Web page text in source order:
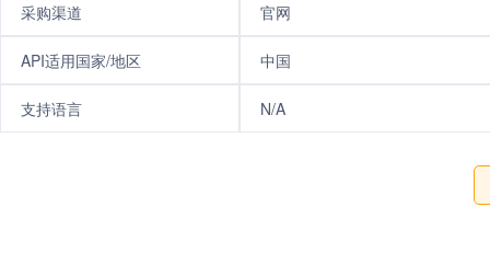
采购渠道 官网
API适用国家/地区 中国
支持语言 N/A